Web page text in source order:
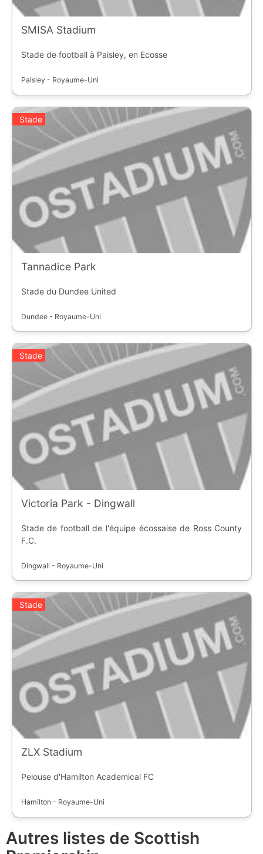
SMISA Stadium
Stade de football à Paisley, en Ecosse
Paisley - Royaume-Uni
Stade
Tannadice Park
Stade du Dundee United
Dundee - Royaume-Uni
Stade
Victoria Park - Dingwall
Stade de football de l'équipe écossaise de Ross County
F.C.
Dingwall - Royaume-Uni
Stade
ZLX Stadium
Pelouse d'Hamilton Academical FC
Hamilton - Royaume-Uni
Autres listes de Scottish